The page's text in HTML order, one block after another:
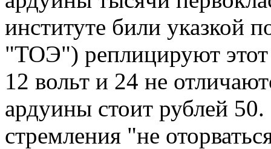
институте били
"ТОЭ") реплицируют
12 вольт и 24 не
ардуины стоит рублей
стремления "не